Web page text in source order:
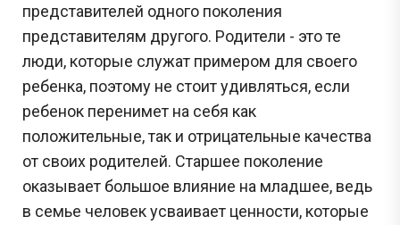
представителей одного поколения
представителям другого. Родители - это те
люди, которые служат примером для своего
ребенка, поэтому не стоит удивляться, если
ребенок перенимет на себя как
положительные, так и отрицательные качества
от своих родителей. Старшее поколение
оказывает большое влияние на младшее, ведь
в семье человек усваивает ценности, которые